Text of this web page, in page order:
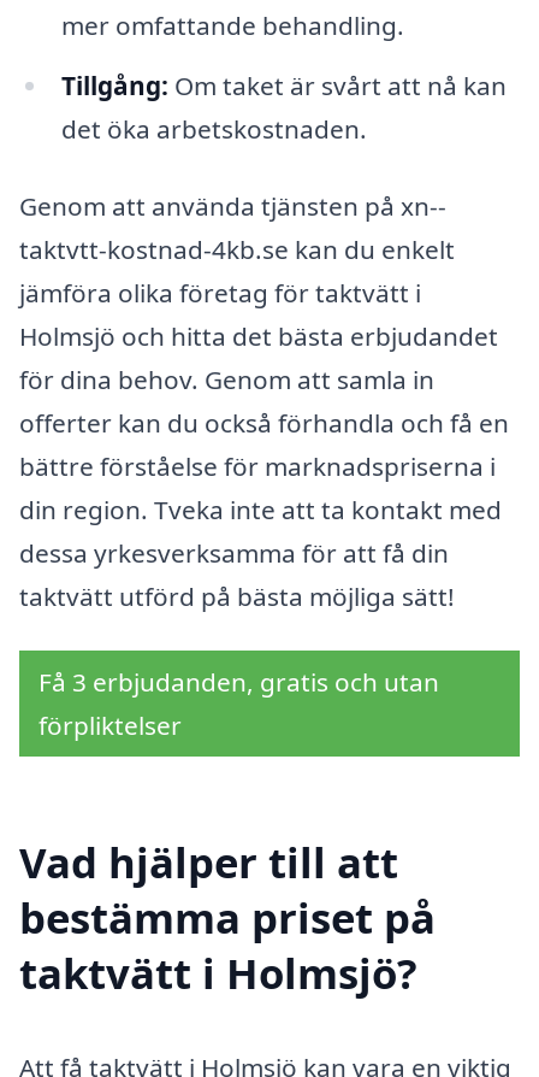
mer omfattande behandling.
Tillgång: Om taket är svårt att nå kan
det öka arbetskostnaden.
Genom att använda tjänsten på xn--
taktvtt-kostnad-4kb.se kan du enkelt
jämföra olika företag för taktvätt i
Holmsjö och hitta det bästa erbjudandet
för dina behov. Genom att samla in
offerter kan du också förhandla och få en
bättre förståelse för marknadspriserna i
din region. Tveka inte att ta kontakt med
dessa yrkesverksamma för att få din
taktvätt utförd på bästa möjliga sätt!
Få 3 erbjudanden, gratis och utan
förpliktelser
Vad hjälper till att
bestämma priset på
taktvätt i Holmsjö?
Att få taktvätt i Holmsjö kan vara en viktig